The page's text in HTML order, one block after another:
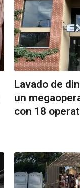
Lavado de
un
con 18